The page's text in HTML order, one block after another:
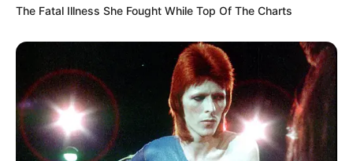
The Fatal Illness She Fought While Top Of The Charts